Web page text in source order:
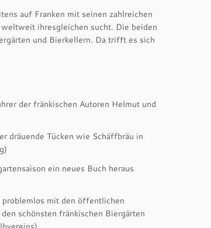
auf Franken mit seinen zahlreichen
ihresgleichen sucht. Die beiden
und Bierkellern. Da trifft es sich
der fränkischen Autoren Helmut und
dräuende Tücken wie Schäffbräu in
ein neues Buch heraus
problemlos mit den öffentlichen
schönsten fränkischen Biergärten